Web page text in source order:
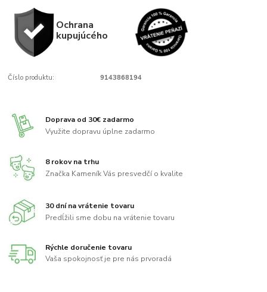
Ochrana
kupujúcého
Číslo produktu: 9143868194
Doprava od 30€ zadarmo
Využite dopravu úplne zadarmo
8 rokov na trhu
Značka Kameník Vás presvedčí o kvalite
30 dní na vrátenie tovaru
Predĺžili sme dobu na vrátenie tovaru
Rýchle doručenie tovaru
Vaša spokojnosť je pre nás prvoradá